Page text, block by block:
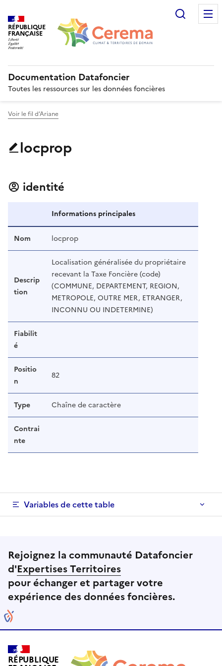
RÉPUBLIQUE
FRANÇAISE
Documentation Datafoncier
Toutes les ressources sur les données foncières
Voir le fil d’Ariane
locprop
identité
Informations principales
Nom locprop
Descrip
tion
Localisation généralisée du propriétaire
recevant la Taxe Foncière (code)
(COMMUNE, DEPARTEMENT, REGION,
METROPOLE, OUTRE MER, ETRANGER,
INCONNU OU INDETERMINE)
Fiabilit
é
Positio
n
82
Type Chaîne de caractère
Contrai
nte
Variables de cette table
Rejoignez la communauté Datafoncier
d'Expertises Territoires
pour échanger et partager votre
expérience des données foncières.
RÉPUBLIQUE